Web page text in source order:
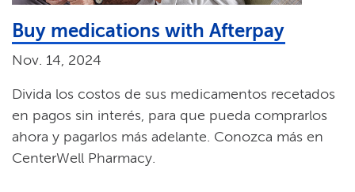
Buy medications with Afterpay​​
Nov. 14, 2024​​
Divida los costos de sus medicamentos recetados
en pagos sin interés, para que pueda comprarlos
ahora y pagarlos más adelante. Conozca más en
CenterWell Pharmacy.​​